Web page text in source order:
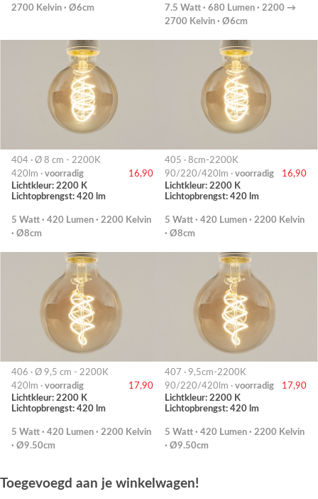
2700 Kelvin · Ø6cm
7.5 Watt · 680 Lumen · 2200 →
2700 Kelvin · Ø6cm
404 · Ø 8 cm - 2200K
420lm · voorradig
16,90
Lichtkleur: 2200 K
Lichtopbrengst: 420 lm
5 Watt · 420 Lumen · 2200 Kelvin
· Ø8cm
405 · 8cm-2200K
90/220/420lm · voorradig
16,90
Lichtkleur: 2200 K
Lichtopbrengst: 420 lm
5 Watt · 420 Lumen · 2200 Kelvin
· Ø8cm
406 · Ø 9,5 cm - 2200K
420lm · voorradig
17,90
Lichtkleur: 2200 K
Lichtopbrengst: 420 lm
5 Watt · 420 Lumen · 2200 Kelvin
· Ø9.50cm
407 · 9,5cm-2200K
90/220/420lm · voorradig
17,90
Lichtkleur: 2200 K
Lichtopbrengst: 420 lm
5 Watt · 420 Lumen · 2200 Kelvin
· Ø9.50cm
Toegevoegd aan je winkelwagen!